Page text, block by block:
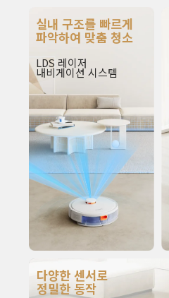
실내 구조를 빠르게
파악하여 맞춤 청소
LDS 레이저
내비게이션 시스템
다양한 센서로
정밀한 동작